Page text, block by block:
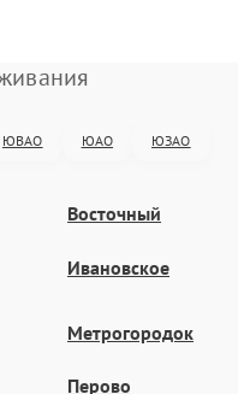
ЮВАО ЮАО ЮЗАО
Восточный
Ивановское
Метрогородок
Перово